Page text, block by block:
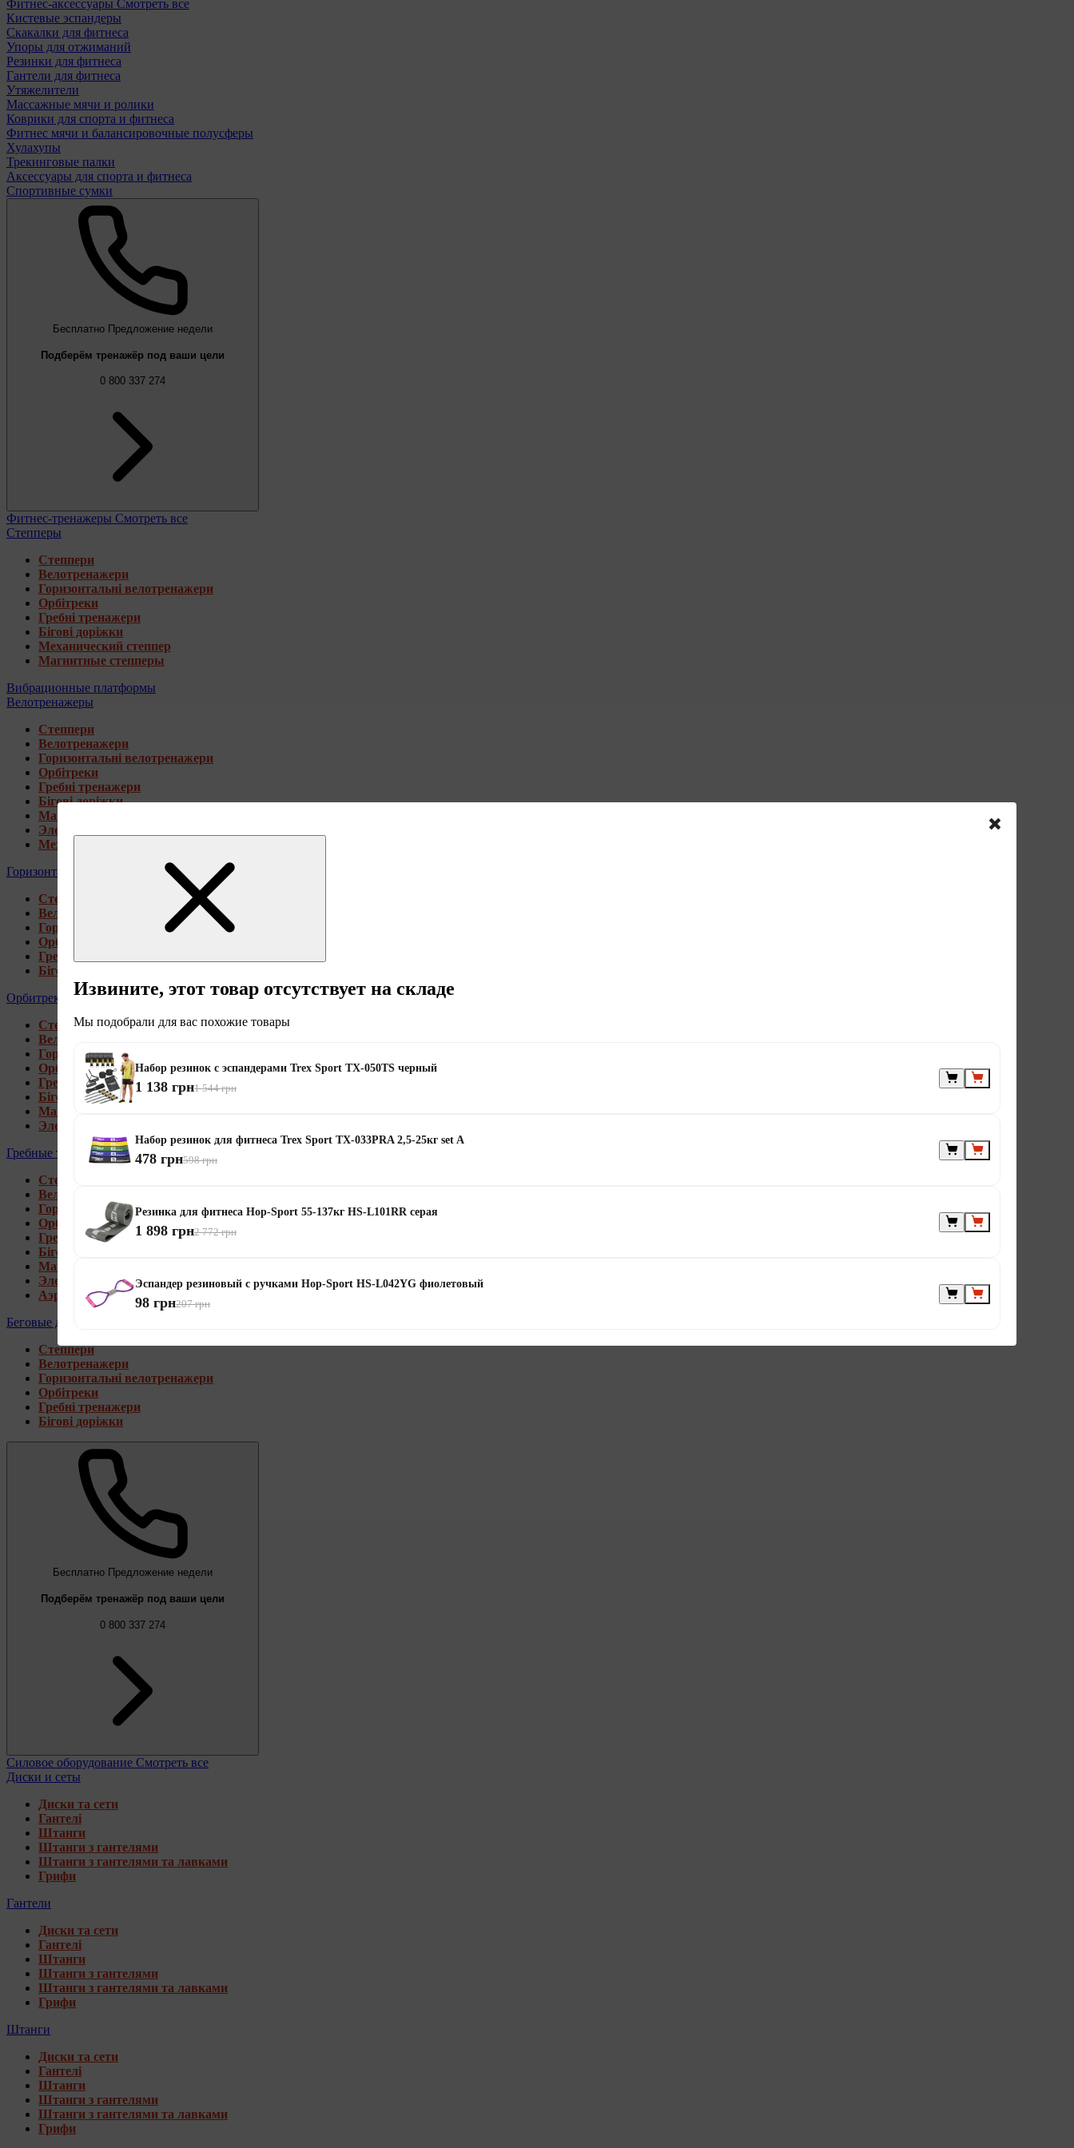
Фитнес-аксессуары Смотреть все
Кистевые эспандеры
Скакалки для фитнеса
Упоры для отжиманий
Резинки для фитнеса
Гантели для фитнеса
Утяжелители
Массажные мячи и ролики
Коврики для спорта и фитнеса
Фитнес мячи и балансировочные полусферы
Хулахупы
Трекинговые палки
Аксессуары для спорта и фитнеса
Спортивные сумки
Бесплатно Предложение недели
Подберём тренажёр под ваши цели
0 800 337 274
Фитнес-тренажеры Смотреть все
Степперы
Степпери
Велотренажери
Горизонтальні велотренажери
Орбітреки
Гребні тренажери
Бігові доріжки
Механический степпер
Магнитные степперы
Вибрационные платформы
Велотренажеры
Степпери
Велотренажери
Горизонтальні велотренажери
Орбітреки
Гребні тренажери
Бігові доріжки
Магнитные велотренажеры
Электромагнитные велотренажеры
Механические велотренажеры
Горизонтальные велотренажеры
Степпери
Велотренажери
Горизонтальні велотренажери
Орбітреки
Гребні тренажери
Бігові доріжки
Орбитреки
Степпери
Велотренажери
Горизонтальні велотренажери
Орбітреки
Гребні тренажери
Бігові доріжки
Магнитные орбитреки
Электромагнитные орбитреки
Гребные тренажеры
Степпери
Велотренажери
Горизонтальні велотренажери
Орбітреки
Гребні тренажери
Бігові доріжки
Магнитные гребные тренажеры
Электромагнитные гребные тренажеры
Аэромагнитные гребные тренажеры
Беговые дорожки
Степпери
Велотренажери
Горизонтальні велотренажери
Орбітреки
Гребні тренажери
Бігові доріжки
Бесплатно Предложение недели
Подберём тренажёр под ваши цели
0 800 337 274
Силовое оборудование Смотреть все
Диски и сеты
Диски та сети
Гантелі
Штанги
Штанги з гантелями
Штанги з гантелями та лавками
Грифи
Гантели
Диски та сети
Гантелі
Штанги
Штанги з гантелями
Штанги з гантелями та лавками
Грифи
Штанги
Диски та сети
Гантелі
Штанги
Штанги з гантелями
Штанги з гантелями та лавками
Грифи
Извините, этот товар отсутствует на складе
Мы подобрали для вас похожие товары
Набор резинок с эспандерами Trex Sport TX-050TS черный
1 138 грн1 544 грн
Набор резинок для фитнеса Trex Sport TX-033PRA 2,5-25кг set A
478 грн598 грн
Резинка для фитнеса Hop-Sport 55-137кг HS-L101RR серая
1 898 грн2 772 грн
Эспандер резиновый с ручками Hop-Sport HS-L042YG фиолетовый
98 грн207 грн